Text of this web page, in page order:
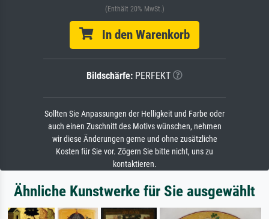
(Enthält 20% MwSt.)
In den Warenkorb
Bildschärfe: PERFEKT
Sollten Sie Anpassungen der Helligkeit und Farbe oder
auch einen Zuschnitt des Motivs wünschen, nehmen
wir diese Änderungen gerne und ohne zusätzliche
Kosten für Sie vor. Zögern Sie bitte nicht, uns zu
kontaktieren.
Ähnliche Kunstwerke für Sie ausgewählt